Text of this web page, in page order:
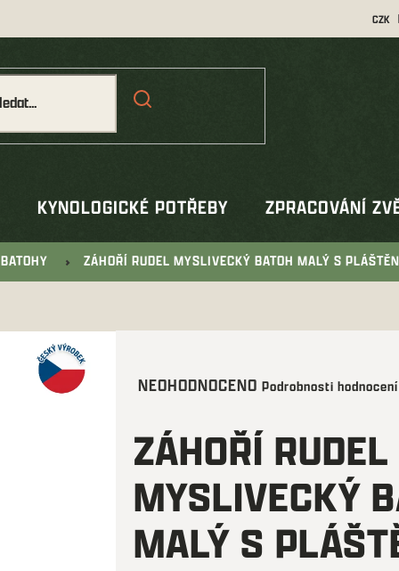
CZK
KYNOLOGICKÉ POTŘEBY ZPRACOVÁNÍ
BATOHY ZÁHOŘÍ RUDEL MYSLIVECKÝ BATOH MALÝ S
Průměrné
je
0,0
z
NEOHODNOCENO Podrobnosti hodnocení
ZÁHOŘÍ RUDEL
MYSLIVECKÝ
MALÝ S